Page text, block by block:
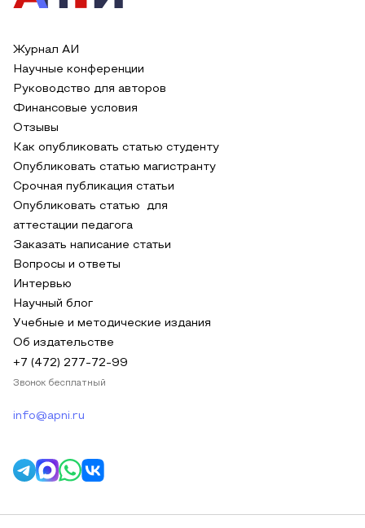
Журнал АИ
Научные конференции
Руководство для авторов
Финансовые условия
Отзывы
Как опубликовать статью студенту
Опубликовать статью магистранту
Срочная публикация статьи
Опубликовать статью для
аттестации педагога
Заказать написание статьи
Вопросы и ответы
Интервью
Научный блог
Учебные и методические издания
Об издательстве
+7 (472) 277-72-99
Звонок бесплатный
info@apni.ru